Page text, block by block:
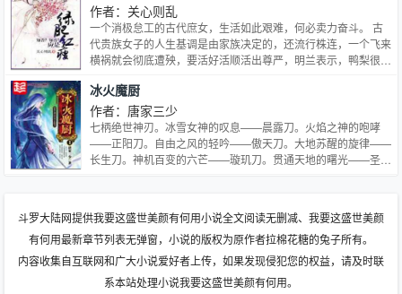
作者：关心则乱
一个消极怠工的古代庶女，生活如此艰难，何必卖力奋斗。 古
代贵族女子的人生基调是由家族决定的，还流行株连，一个飞来
横祸就会彻底遭殃，要活好活顺活出尊严，明兰表示，鸭梨很
冰火魔厨
作者：唐家三少
七柄绝世神刃。冰雪女神的叹息——晨露刀。火焰之神的咆哮
——正阳刀。自由之风的轻吟——傲天刀。大地苏醒的旋律——
长生刀。神机百变的六芒——璇玑刀。贯通天地的曙光——圣耀
斗罗大陆网提供我要这盛世美颜有何用小说全文阅读无删减、我要这盛世美颜
有何用最新章节列表无弹窗，小说的版权为原作者拉棉花糖的兔子所有。
内容收集自互联网和广大小说爱好者上传，如果发现侵犯您的权益，请及时联
系本站处理小说我要这盛世美颜有何用。